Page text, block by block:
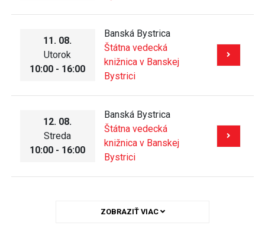
11. 08.
Utorok
10:00 - 16:00
Banská Bystrica
Štátna vedecká
knižnica v Banskej
Bystrici
12. 08.
Streda
10:00 - 16:00
Banská Bystrica
Štátna vedecká
knižnica v Banskej
Bystrici
ZOBRAZIŤ VIAC